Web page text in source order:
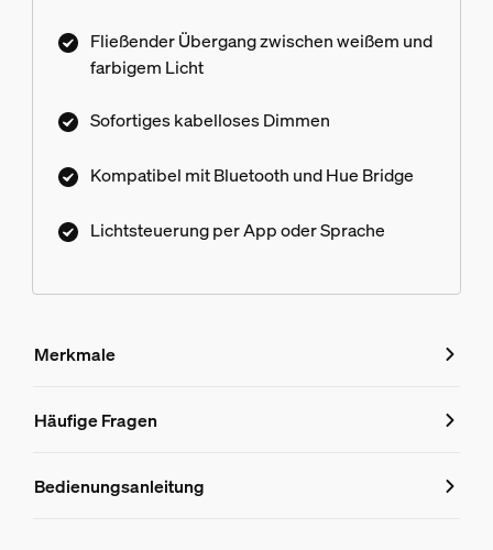
Fließender Übergang zwischen weißem und
farbigem Licht
Sofortiges kabelloses Dimmen
Kompatibel mit Bluetooth und Hue Bridge
Lichtsteuerung per App oder Sprache
Merkmale
Merkmale
8719514476219
Häufige Fragen
Häufige Fragen
Bedienungsanleitung